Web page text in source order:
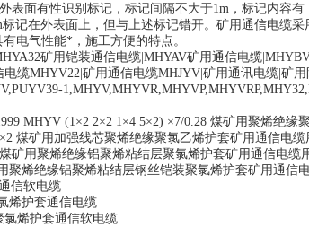
表面有性识别标记，标记间隔不大于1m，标记内容
记在外表面上，但与上述标记错开。矿用通信电缆
电气性能*，施工方便的特点。
矿用铠装通信电缆|MHYAV矿用通信电缆
缆MHYV22|矿用通信电缆MHJYV|矿用通讯电缆|矿
MHYV (1×2 2×2 1×4 5×2) ×7/0.28 煤矿用聚烯绝
煤矿用加强线芯聚烯绝缘聚氯乙烯护套矿用通信电
矿用聚烯绝缘铝聚烯粘结层聚氯烯护套矿用通信电缆
聚烯绝缘铝聚烯粘结层钢丝铠装聚氯烯护套矿用通信
信软电缆
烯护套通信电缆
氯烯护套通信软电缆